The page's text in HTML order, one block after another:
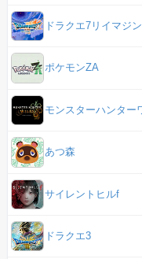
ドラクエ7リイマジ
ポケモンZA
モンスターハンター
あつ森
サイレントヒルf
ドラクエ3